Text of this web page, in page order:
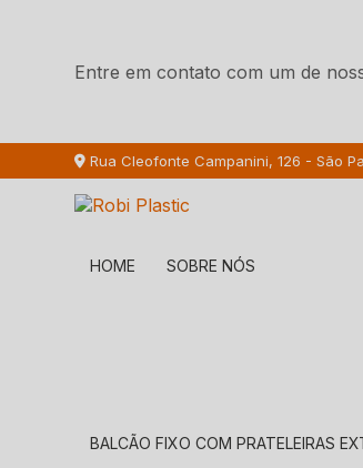
Entre em contato com um de
Rua Cleofonte Campanini, 126 - São
HOME SOBRE NÓS
BALCÃO FIXO COM PRATELEIRAS